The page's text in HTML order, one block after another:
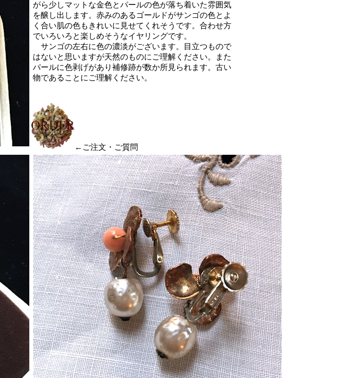
がら少しマットな金色とパールの色が落ち着いた雰囲気
を醸し出します。赤みのあるゴールドがサンゴの色とよ
く合い肌の色もきれいに見せてくれそうです。合わせ方
でいろいろと楽しめそうなイヤリングです。
サンゴの左右に色の濃淡がございます。目立つもので
はないと思いますが天然のものにご理解ください。また
パールに色剥げがあり補修跡が数か所見られます。古い
物であることにご理解ください。
←ご注文・ご質問